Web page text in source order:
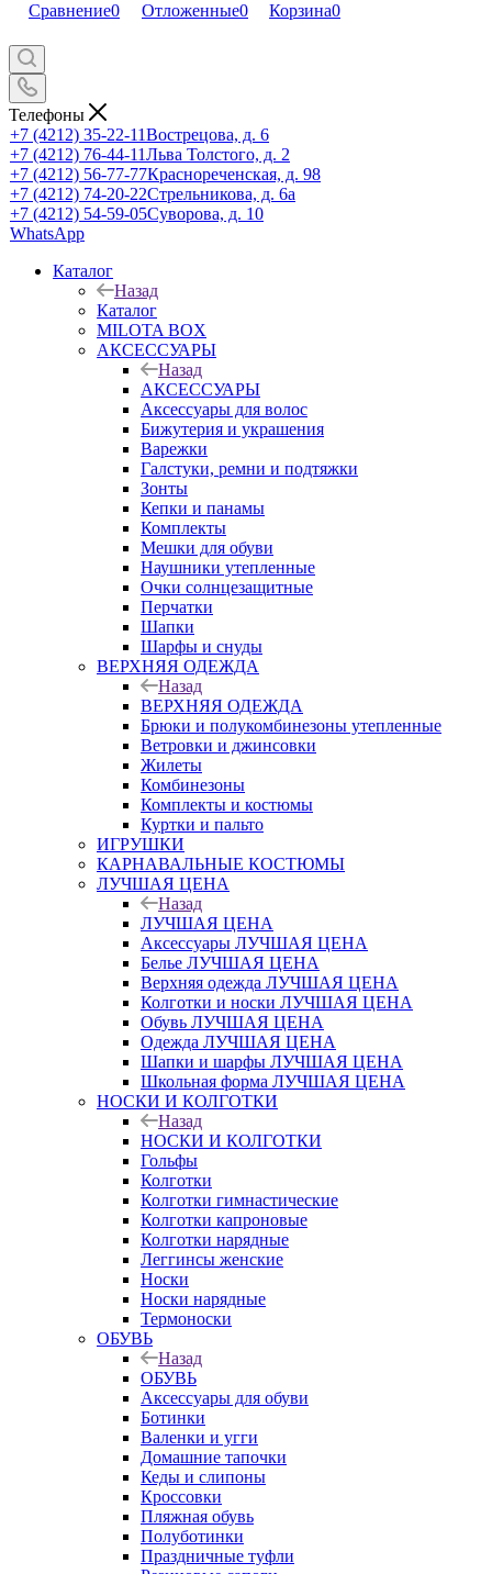
Сравнение0 Отложенные0 Корзина0
Телефоны
+7 (4212) 35-22-11Вострецова, д. 6
+7 (4212) 76-44-11Льва Толстого, д. 2
+7 (4212) 56-77-77Краснореченская, д. 98
+7 (4212) 74-20-22Стрельникова, д. 6а
+7 (4212) 54-59-05Суворова, д. 10
WhatsApp
Каталог
Назад
Каталог
MILOTA BOX
АКСЕССУАРЫ
Назад
АКСЕССУАРЫ
Аксессуары для волос
Бижутерия и украшения
Варежки
Галстуки, ремни и подтяжки
Зонты
Кепки и панамы
Комплекты
Мешки для обуви
Наушники утепленные
Очки солнцезащитные
Перчатки
Шапки
Шарфы и снуды
ВЕРХНЯЯ ОДЕЖДА
Назад
ВЕРХНЯЯ ОДЕЖДА
Брюки и полукомбинезоны утепленные
Ветровки и джинсовки
Жилеты
Комбинезоны
Комплекты и костюмы
Куртки и пальто
ИГРУШКИ
КАРНАВАЛЬНЫЕ КОСТЮМЫ
ЛУЧШАЯ ЦЕНА
Назад
ЛУЧШАЯ ЦЕНА
Аксессуары ЛУЧШАЯ ЦЕНА
Белье ЛУЧШАЯ ЦЕНА
Верхняя одежда ЛУЧШАЯ ЦЕНА
Колготки и носки ЛУЧШАЯ ЦЕНА
Обувь ЛУЧШАЯ ЦЕНА
Одежда ЛУЧШАЯ ЦЕНА
Шапки и шарфы ЛУЧШАЯ ЦЕНА
Школьная форма ЛУЧШАЯ ЦЕНА
НОСКИ И КОЛГОТКИ
Назад
НОСКИ И КОЛГОТКИ
Гольфы
Колготки
Колготки гимнастические
Колготки капроновые
Колготки нарядные
Леггинсы женские
Носки
Носки нарядные
Термоноски
ОБУВЬ
Назад
ОБУВЬ
Аксессуары для обуви
Ботинки
Валенки и угги
Домашние тапочки
Кеды и слипоны
Кроссовки
Пляжная обувь
Полуботинки
Праздничные туфли